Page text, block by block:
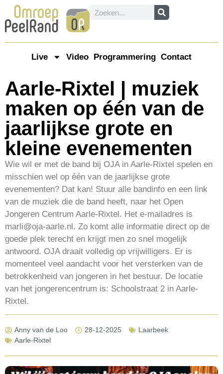
Live Video Programmering Contact
Aarle-Rixtel | muziek
maken op één van de
jaarlijkse grote en
kleine evenementen
Wie wil er met de band bij OJA in Aarle-Rixtel spelen en
misschien wel op één van de jaarlijkse grote
evenementen? Dat kan! Stuur alle bandinfo en een link
van de muziek die de band heeft, naar het Open
Jongeren Centrum Aarle-Rixtel. Het e-mailadres is
marli@oja-aarle.nl. Zo komt alle informatie direct op de
goede plek terecht en krijgt men zo snel mogelijk
antwoord. OJA draait volledig op vrijwilligers. Er is
momenteel veel aandacht voor het versterken van de
betrokkenheid van jongeren in het bestuur. De locatie
van het jongerencentrum is: Schoolstraat 2 in Aarle-
Rixtel.
Anny van de Loo 28-12-2025
Laarbeek
Aarle-Rixtel